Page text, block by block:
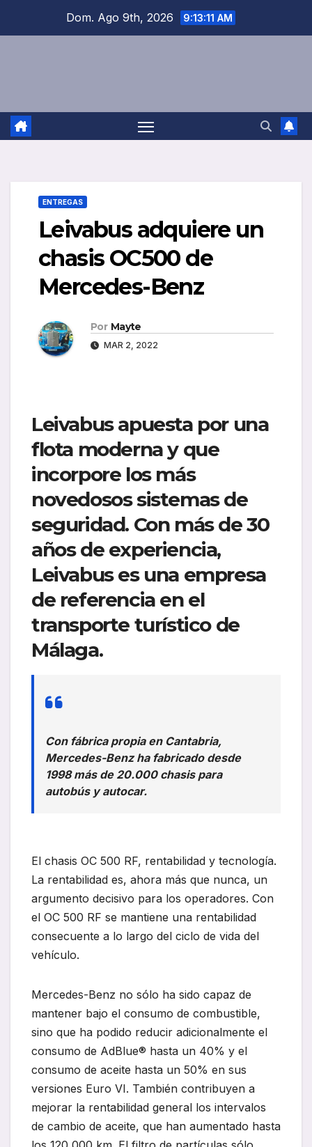
Dom. Ago 9th, 2026 9:13:11 AM
ENTREGAS
Leivabus adquiere un
chasis OC500 de
Mercedes-Benz
Por Mayte
MAR 2, 2022
Leivabus apuesta por una
flota moderna y que
incorpore los más
novedosos sistemas de
seguridad. Con más de 30
años de experiencia,
Leivabus es una empresa
de referencia en el
transporte turístico de
Málaga.
Con fábrica propia en Cantabria,
Mercedes-Benz ha fabricado desde
1998 más de 20.000 chasis para
autobús y autocar.
El chasis OC 500 RF, rentabilidad y tecnología.
La rentabilidad es, ahora más que nunca, un
argumento decisivo para los operadores. Con
el OC 500 RF se mantiene una rentabilidad
consecuente a lo largo del ciclo de vida del
vehículo.
Mercedes-Benz no sólo ha sido capaz de
mantener bajo el consumo de combustible,
sino que ha podido reducir adicionalmente el
consumo de AdBlue® hasta un 40% y el
consumo de aceite hasta un 50% en sus
versiones Euro VI. También contribuyen a
mejorar la rentabilidad general los intervalos
de cambio de aceite, que han aumentado hasta